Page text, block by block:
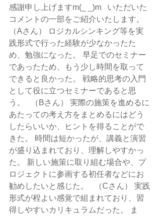
感謝申し上げますm(_ _)m   いただいた
コメントの一部をご紹介いたします。
（Aさん） ロジカルシンキング等を実
践形式で行った経験が少なかったた
め、勉強になった。 早足でのセミナー
であったため、もう少し時間を取って
できると良かった。 戦略的思考の入門
として役に立つセミナーであると思
う。   （Bさん） 実際の施策を進めるに
あたっての考え方をまとめるにはどう
したらいいか、ヒントを得ることがで
きた。 時間は短かったが、講義と演習
が盛り込まれており、理解しやすかっ
た。 新しい施策に取り組む場合や、プ
ロジェクトに参画する初任者などにお
勧めしたいと感じた。   （Cさん） 実践
形式が程よい感覚で組まれており、習
得しやすいカリキュラムだった。 ま